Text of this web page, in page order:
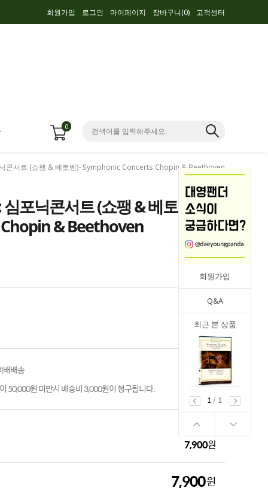
회원가입 로그인 마이페이지 장바구니(0) 고객센터
0
회원가입
Q&A
최근 본 상품
1
/ 1
콘서트 (쇼팽 & 베토벤)- Symphonic Concerts Chopin & Beethoven
포닉콘서트 (쇼팽 & 베토벤)-
& Beethoven
배배송
50,000원 미만시 배송비 3,000원이 청구됩니다.
7,900원
7,900원